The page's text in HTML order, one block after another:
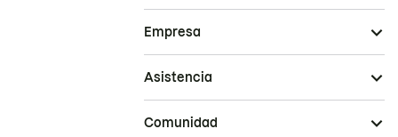
Empresa
Asistencia
Comunidad